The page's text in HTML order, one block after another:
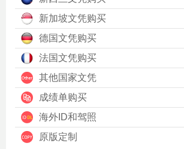
新加坡文凭购买
德国文凭购买
法国文凭购买
其他国家文凭
成绩单购买
海外ID和驾照
原版定制